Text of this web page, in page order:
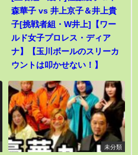
森華子 vs 井上京子＆井上貴
子[挑戦者組・W井上]【ワー
ルド女子プロレス・ディア
ナ】【玉川ボールのスリーカ
ウントは叩かせない！】
未分類